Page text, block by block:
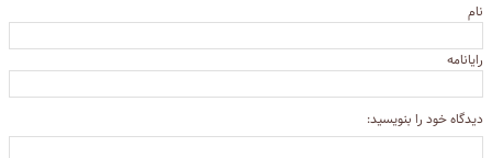
نام
رایانامه
دیدگاه خود را بنویسید: